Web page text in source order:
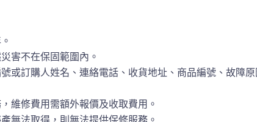
害不在保固範圍內。
或訂購人姓名、連絡電話、收貨地址、商品編號、故
維修費用需額外報價及收取費用。
無法取得，則無法提供保修服務。